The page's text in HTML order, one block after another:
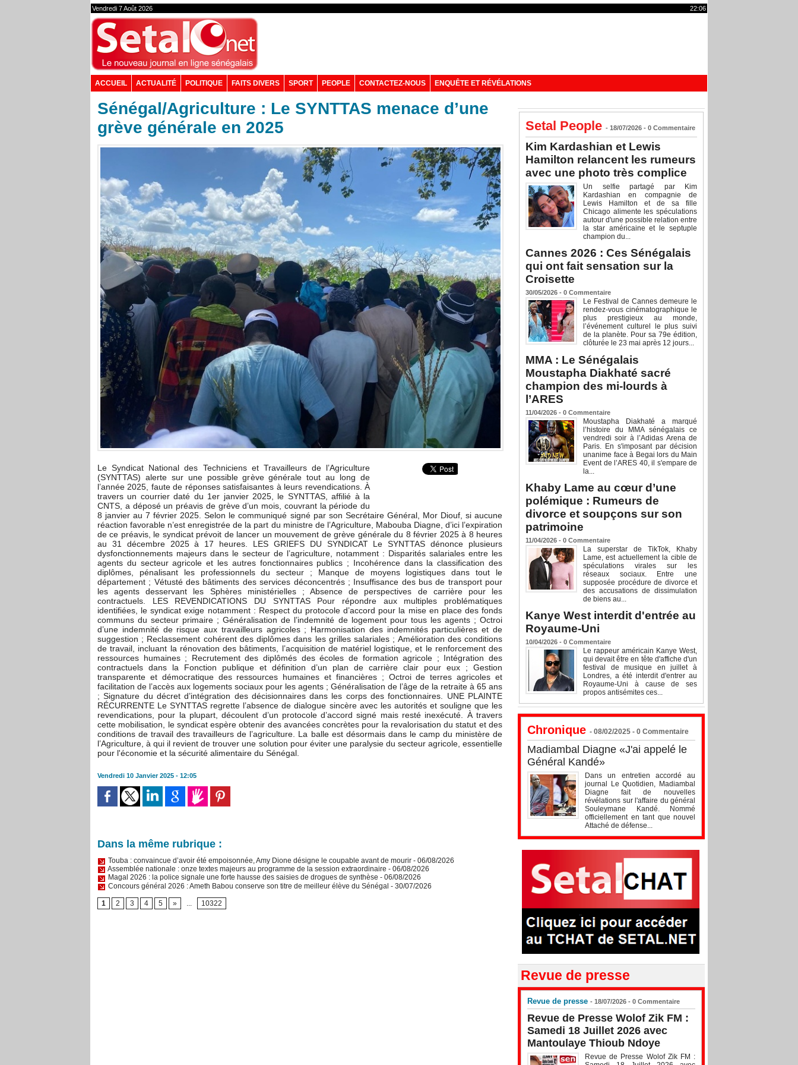
Vendredi 7 Août 2026 22:06
ACCUEIL ACTUALITÉ POLITIQUE FAITS DIVERS SPORT PEOPLE CONTACTEZ-NOUS ENQUÊTE ET RÉVÉLATIONS
Sénégal/Agriculture : Le SYNTTAS menace d’une
grève générale en 2025
Le Syndicat National des Techniciens et Travailleurs de l’Agriculture
(SYNTTAS) alerte sur une possible grève générale tout au long de
l’année 2025, faute de réponses satisfaisantes à leurs revendications. À
travers un courrier daté du 1er janvier 2025, le SYNTTAS, affilié à la
CNTS, a déposé un préavis de grève d’un mois, couvrant la période du
8 janvier au 7 février 2025. Selon le communiqué signé par son Secrétaire Général, Mor Diouf, si aucune
réaction favorable n’est enregistrée de la part du ministre de l’Agriculture, Mabouba Diagne, d’ici l’expiration
de ce préavis, le syndicat prévoit de lancer un mouvement de grève générale du 8 février 2025 à 8 heures
au 31 décembre 2025 à 17 heures. LES GRIEFS DU SYNDICAT Le SYNTTAS dénonce plusieurs
dysfonctionnements majeurs dans le secteur de l’agriculture, notamment : Disparités salariales entre les
agents du secteur agricole et les autres fonctionnaires publics ; Incohérence dans la classification des
diplômes, pénalisant les professionnels du secteur ; Manque de moyens logistiques dans tout le
département ; Vétusté des bâtiments des services déconcentrés ; Insuffisance des bus de transport pour
les agents desservant les Sphères ministérielles ; Absence de perspectives de carrière pour les
contractuels. LES REVENDICATIONS DU SYNTTAS Pour répondre aux multiples problématiques
identifiées, le syndicat exige notamment : Respect du protocole d’accord pour la mise en place des fonds
communs du secteur primaire ; Généralisation de l’indemnité de logement pour tous les agents ; Octroi
d’une indemnité de risque aux travailleurs agricoles ; Harmonisation des indemnités particulières et de
suggestion ; Reclassement cohérent des diplômes dans les grilles salariales ; Amélioration des conditions
de travail, incluant la rénovation des bâtiments, l’acquisition de matériel logistique, et le renforcement des
ressources humaines ; Recrutement des diplômés des écoles de formation agricole ; Intégration des
contractuels dans la Fonction publique et définition d’un plan de carrière clair pour eux ; Gestion
transparente et démocratique des ressources humaines et financières ; Octroi de terres agricoles et
facilitation de l’accès aux logements sociaux pour les agents ; Généralisation de l’âge de la retraite à 65 ans
; Signature du décret d’intégration des décisionnaires dans les corps des fonctionnaires. UNE PLAINTE
RÉCURRENTE Le SYNTTAS regrette l’absence de dialogue sincère avec les autorités et souligne que les
revendications, pour la plupart, découlent d’un protocole d’accord signé mais resté inexécuté. À travers
cette mobilisation, le syndicat espère obtenir des avancées concrètes pour la revalorisation du statut et des
conditions de travail des travailleurs de l’agriculture. La balle est désormais dans le camp du ministère de
l’Agriculture, à qui il revient de trouver une solution pour éviter une paralysie du secteur agricole, essentielle
pour l'économie et la sécurité alimentaire du Sénégal.
Vendredi 10 Janvier 2025 - 12:05
Dans la même rubrique :
Touba : convaincue d’avoir été empoisonnée, Amy Dione désigne le coupable avant de mourir - 06/08/2026
Assemblée nationale : onze textes majeurs au programme de la session extraordinaire - 06/08/2026
Magal 2026 : la police signale une forte hausse des saisies de drogues de synthèse - 06/08/2026
Concours général 2026 : Ameth Babou conserve son titre de meilleur élève du Sénégal - 30/07/2026
1 2 3 4 5 » ... 10322
Setal People - 18/07/2026 - 0 Commentaire
Kim Kardashian et Lewis
Hamilton relancent les rumeurs
avec une photo très complice
Un selfie partagé par Kim
Kardashian en compagnie de
Lewis Hamilton et de sa fille
Chicago alimente les spéculations
autour d'une possible relation entre
la star américaine et le septuple
champion du...
Cannes 2026 : Ces Sénégalais
qui ont fait sensation sur la
Croisette
30/05/2026 - 0 Commentaire
Le Festival de Cannes demeure le
rendez-vous cinématographique le
plus prestigieux au monde,
l’événement culturel le plus suivi
de la planète. Pour sa 79e édition,
clôturée le 23 mai après 12 jours...
MMA : Le Sénégalais
Moustapha Diakhaté sacré
champion des mi-lourds à
l’ARES
11/04/2026 - 0 Commentaire
Moustapha Diakhaté a marqué
l’histoire du MMA sénégalais ce
vendredi soir à l’Adidas Arena de
Paris. En s'imposant par décision
unanime face à Begai lors du Main
Event de l’ARES 40, il s'empare de
la...
Khaby Lame au cœur d’une
polémique : Rumeurs de
divorce et soupçons sur son
patrimoine
11/04/2026 - 0 Commentaire
La superstar de TikTok, Khaby
Lame, est actuellement la cible de
spéculations virales sur les
réseaux sociaux. Entre une
supposée procédure de divorce et
des accusations de dissimulation
de biens au...
Kanye West interdit d'entrée au
Royaume-Uni
10/04/2026 - 0 Commentaire
Le rappeur américain Kanye West,
qui devait être en tête d'affiche d'un
festival de musique en juillet à
Londres, a été interdit d'entrer au
Royaume-Uni à cause de ses
propos antisémites ces...
Chronique - 08/02/2025 - 0 Commentaire
Madiambal Diagne «J'ai appelé le
Général Kandé»
Dans un entretien accordé au
journal Le Quotidien, Madiambal
Diagne fait de nouvelles
révélations sur l'affaire du général
Souleymane Kandé. Nommé
officiellement en tant que nouvel
Attaché de défense...
Revue de presse
Revue de presse - 18/07/2026 - 0 Commentaire
Revue de Presse Wolof Zik FM :
Samedi 18 Juillet 2026 avec
Mantoulaye Thioub Ndoye
Revue de Presse Wolof Zik FM :